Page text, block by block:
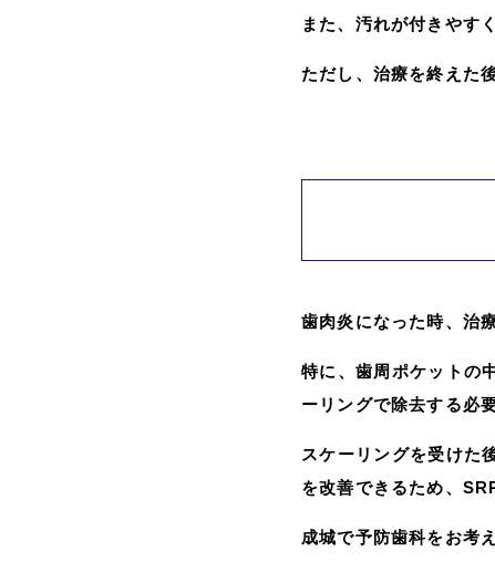
また、汚れが付きやす
ただし、治療を終えた
歯肉炎になった時、治
特に、歯周ポケットの
ーリングで除去する必
スケーリングを受けた
を改善できるため、
成城で予防歯科をお考